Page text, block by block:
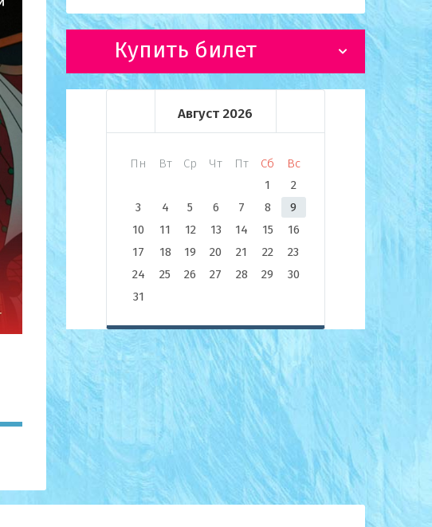
Купить билет
Август 2026
Пн Вт Ср Чт Пт Сб
Вс
1
2
3
4 5 6 7 8
9
10
11 12 13 14 15
16
17
18 19 20 21 22
23
24
25 26 27 28 29
30
31